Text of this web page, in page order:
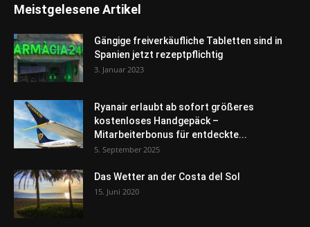
Meistgelesene Artikel
Gängige freiverkäufliche Tabletten sind in
Spanien jetzt rezeptpflichtig
3. Januar 2023
Ryanair erlaubt ab sofort größeres
kostenloses Handgepäck –
Mitarbeiterbonus für entdeckte...
5. September 2025
Das Wetter an der Costa del Sol
15. Juni 2020